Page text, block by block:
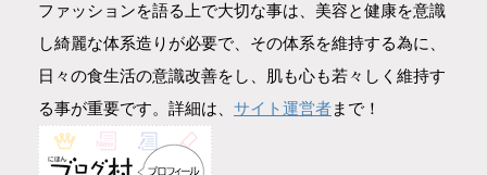
ファッションを語る上で大切な事は、美容と健康を意識
し綺麗な体系造りが必要で、その体系を維持する為に、
日々の食生活の意識改善をし、肌も心も若々しく維持す
る事が重要です。詳細は、 サイト運営者まで！